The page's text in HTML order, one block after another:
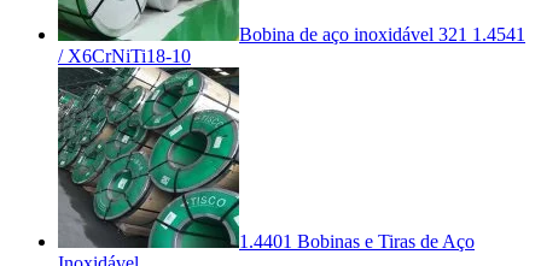
Bobina de aço inoxidável 321 1.4541
/ X6CrNiTi18-10
1.4401 Bobinas e Tiras de Aço